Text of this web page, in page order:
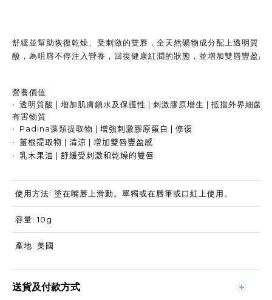
舒緩並幫助恢復乾燥、受刺激的雙唇，全天然礦物成分配上透明質
酸 ，為咀唇不停注入營養，回復健康紅潤的狀態，並增加雙唇豐盈感
營養價值
‧ 透明質酸 | 增加肌膚鎖水及保護性 | 刺激膠原增生 | 抵擋外界細菌及
有害物質
‧ Padina藻類提取物 | 增強刺激膠原蛋白 | 修復
‧ 薑根提取物 | 清涼 | 增加雙唇豐盈感
‧ 乳木果油 | 舒緩受刺激和乾燥的雙唇
使用方法: 塗在嘴唇上滑動。單獨或在唇筆或口紅上使用。
容量: 10g
產地: 美國
送貨及付款方式